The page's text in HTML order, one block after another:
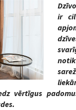
ir
vērtīgus